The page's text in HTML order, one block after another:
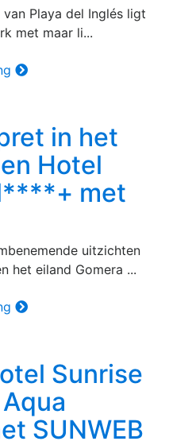
Playa del Inglés ligt
met maar li...
in het
Hotel
met
uitzichten
het eiland Gomera ...
Sunrise
SUNWEB